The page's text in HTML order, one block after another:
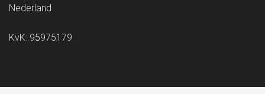
Nederland
KvK: 95975179